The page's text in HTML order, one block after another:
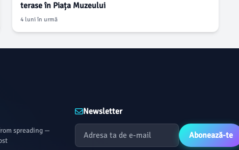
terase în Piața Muzeului
4 luni în urmă
spreading —
Newsletter
Abonează-te